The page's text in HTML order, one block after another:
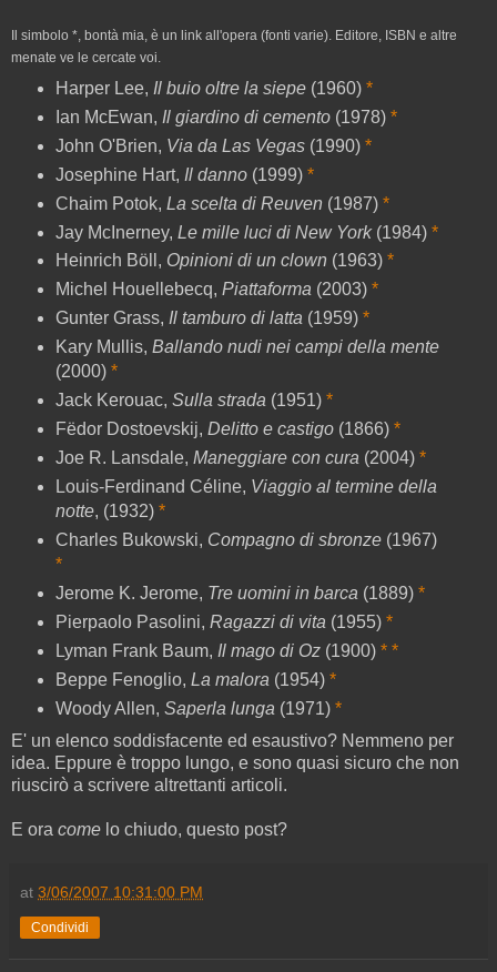
Il simbolo *, bontà mia, è un link all'opera (fonti varie). Editore, ISBN e altre
menate ve le cercate voi.
Harper Lee, Il buio oltre la siepe(1960) *
Ian McEwan, Il giardino di cemento (1978) *
John O'Brien, Via da Las Vegas(1990) *
Josephine Hart, Il danno(1999) *
Chaim Potok, La scelta di Reuven (1987) *
Jay McInerney, Le mille luci di New York (1984) *
Heinrich Böll, Opinioni di un clown (1963) *
Michel Houellebecq, Piattaforma (2003) *
Gunter Grass, Il tamburo di latta (1959) *
Kary Mullis, Ballando nudi nei campi della mente
(2000) *
Jack Kerouac, Sulla strada (1951) *
Fëdor Dostoevskij, Delitto e castigo (1866) *
Joe R. Lansdale, Maneggiare con cura (2004) *
Louis-Ferdinand Céline, Viaggio al termine della
notte, (1932) *
Charles Bukowski, Compagno di sbronze(1967)
*
Jerome K. Jerome, Tre uomini in barca (1889) *
Pierpaolo Pasolini, Ragazzi di vita (1955) *
Lyman Frank Baum, Il mago di Oz (1900) * *
Beppe Fenoglio, La malora (1954) *
Woody Allen, Saperla lunga (1971) *
E' un elenco soddisfacente ed esaustivo? Nemmeno per
idea. Eppure è troppo lungo, e sono quasi sicuro che non
riuscirò a scrivere altrettanti articoli.
E ora come lo chiudo, questo post?
at 3/06/2007 10:31:00 PM
Condividi